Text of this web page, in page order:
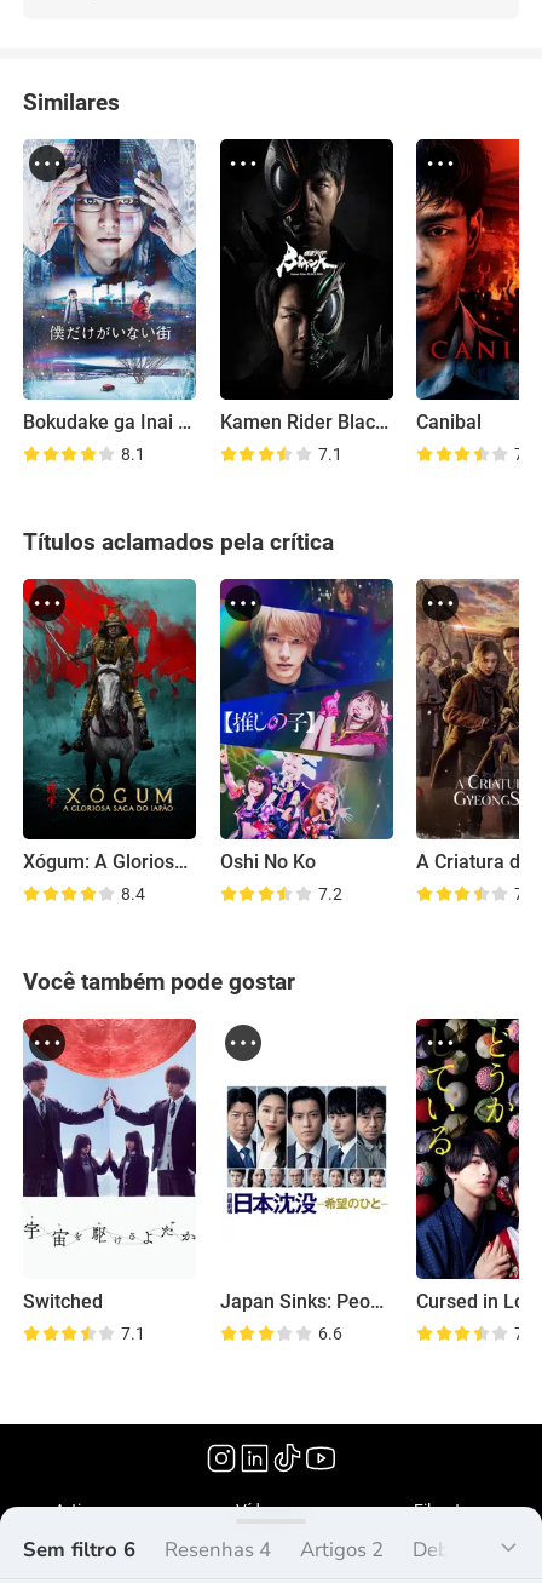
Similares
Bokudake ga Inai Machi
8.1
Kamen Rider Black Sun
7.1
Canibal
7.4
Títulos aclamados pela crítica
Xógum: A Gloriosa Saga do Japão
8.4
Oshi No Ko
7.2 7.8
Você também pode gostar
Switched
7.1
Japan Sinks: People of Hope
6.6
Cursed in
7.2
(2020)
Sem filtro 6 Resenhas 4 Artigos 2 Debate 0
Artigos Vídeos Filmoteca
O que é Peliplat?